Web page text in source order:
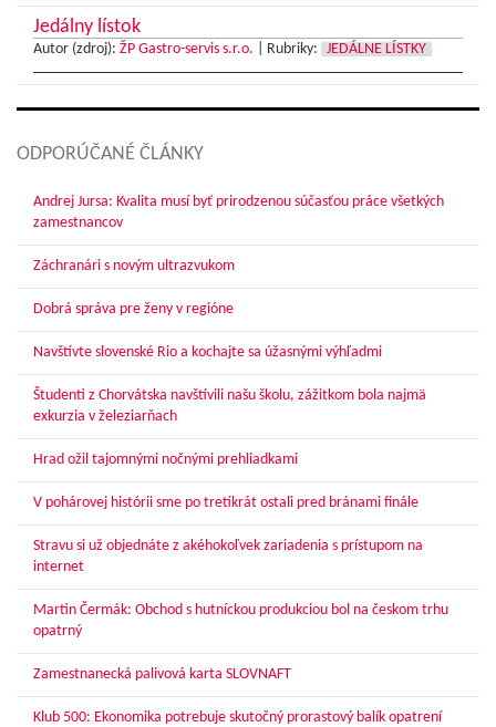
Jedálny lístok
Autor (zdroj): ŽP Gastro-servis s.r.o. Rubriky: JEDÁLNE LÍSTKY
ODPORÚČANÉ ČLÁNKY
Andrej Jursa: Kvalita musí byť prirodzenou súčasťou práce všetkých
zamestnancov
Záchranári s novým ultrazvukom
Dobrá správa pre ženy v regióne
Navštívte slovenské Rio a kochajte sa úžasnými výhľadmi
Študenti z Chorvátska navštívili našu školu, zážitkom bola najmä
exkurzia v železiarňach
Hrad ožil tajomnými nočnými prehliadkami
V pohárovej histórii sme po tretíkrát ostali pred bránami finále
Stravu si už objednáte z akéhokoľvek zariadenia s prístupom na
internet
Martin Čermák: Obchod s hutníckou produkciou bol na českom trhu
opatrný
Zamestnanecká palivová karta SLOVNAFT
Klub 500: Ekonomika potrebuje skutočný prorastový balík opatrení